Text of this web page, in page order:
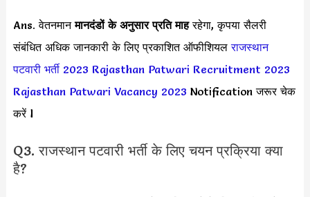
Ans. वेतनमानमानदंडों के अनुसारप्रति माहरहेगा, कृपया सैलरी
संबंधित अधिक जानकारी के लिए प्रकाशित ऑफीशियलराजस्थान
पटवारी भर्ती 2023 Rajasthan Patwari Recruitment 2023
Rajasthan Patwari Vacancy 2023 Notification जरूर चेक
करें l
Q3. राजस्थान पटवारी भर्ती के लिए चयन प्रक्रिया क्या
है?